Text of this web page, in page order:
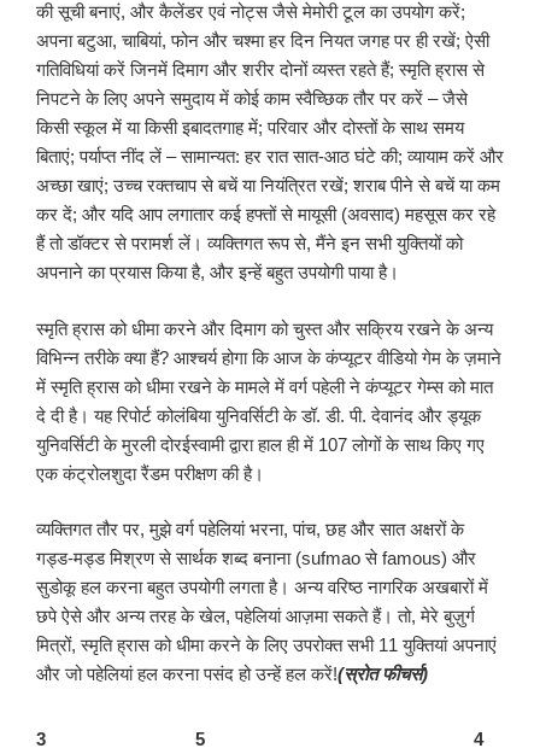
की सूची बनाएं, और कैलेंडर एवं नोट्स जैसे मेमोरी टूल का उपयोग करें;
अपना बटुआ, चाबियां, फोन और चश्मा हर दिन नियत जगह पर ही रखें; ऐसी
गतिविधियां करें जिनमें दिमाग और शरीर दोनों व्यस्त रहते हैं; स्मृति ह्रास से
निपटने के लिए अपने समुदाय में कोई काम स्वैच्छिक तौर पर करें – जैसे
किसी स्कूल में या किसी इबादतगाह में; परिवार और दोस्तों के साथ समय
बिताएं; पर्याप्त नींद लें – सामान्यत: हर रात सात-आठ घंटे की; व्यायाम करें और
अच्छा खाएं; उच्च रक्तचाप से बचें या नियंत्रित रखें; शराब पीने से बचें या कम
कर दें; और यदि आप लगातार कई हफ्तों से मायूसी (अवसाद) महसूस कर रहे
हैं तो डॉक्टर से परामर्श लें। व्यक्तिगत रूप से, मैंने इन सभी युक्तियों को
अपनाने का प्रयास किया है, और इन्हें बहुत उपयोगी पाया है।
स्मृति ह्रास को धीमा करने और दिमाग को चुस्त और सक्रिय रखने के अन्य
विभिन्न तरीके क्या हैं? आश्चर्य होगा कि आज के कंप्यूटर वीडियो गेम के ज़माने
में स्मृति ह्रास को धीमा रखने के मामले में वर्ग पहेली ने कंप्यूटर गेम्स को मात
दे दी है। यह रिपोर्ट कोलंबिया युनिवर्सिटी के डॉ. डी. पी. देवानंद और ड्यूक
युनिवर्सिटी के मुरली दोरईस्वामी द्वारा हाल ही में 107 लोगों के साथ किए गए
एक कंट्रोलशुदा रैंडम परीक्षण की है।
व्यक्तिगत तौर पर, मुझे वर्ग पहेलियां भरना, पांच, छह और सात अक्षरों के
गड्ड-मड्ड मिश्रण से सार्थक शब्द बनाना (sufmao से famous) और
सुडोकू हल करना बहुत उपयोगी लगता है। अन्य वरिष्ठ नागरिक अखबारों में
छपे ऐसे और अन्य तरह के खेल, पहेलियां आज़मा सकते हैं। तो, मेरे बुज़ुर्ग
मित्रों, स्मृति ह्रास को धीमा करने के लिए उपरोक्त सभी 11 युक्तियां अपनाएं
और जो पहेलियां हल करना पसंद हो उन्हें हल करें!(स्रोत फीचर्स)
3 5 4